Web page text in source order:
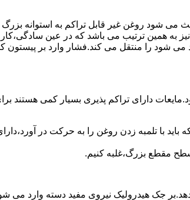
شود روغن غیر قابل تراکم به استوانه بزرگ
به همین ترتیب می باشد که در عین سادگی،کار
می شود را منتقل می کند.فشار وارد بر پیستون
دارای تراکم پذیری بسیار کمی
با تلمبه زدن روغن را به حرکت در
مقطع بزرگ،غلبه کنیم.
جک هیدرولیک نیروی مفید دسته وارد می